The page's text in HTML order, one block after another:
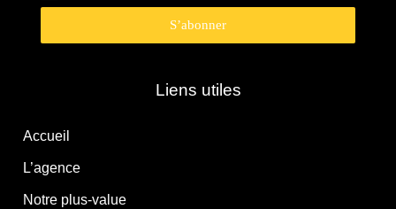
Liens utiles
Accueil
L’agence
Notre plus-value
S’abonner